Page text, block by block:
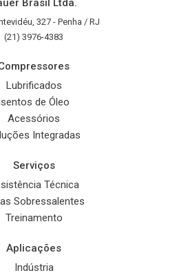
Brasil Ltda.
327 - Penha / RJ
(21) 3976-4383
Lubrificados
de Óleo
Acessórios
Integradas
Serviços
Técnica
Sobressalentes
Treinamento
Aplicações
Indústria